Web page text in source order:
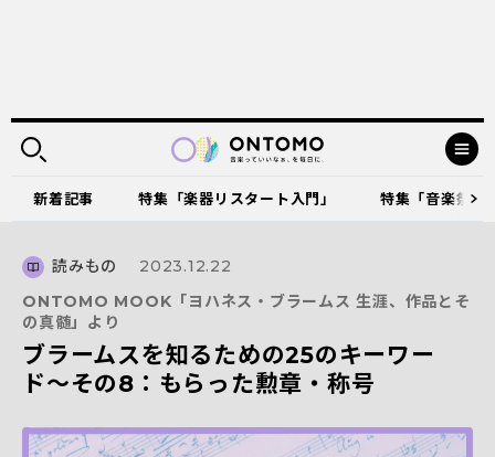
新着記事 特集「楽器リスタート入門」 特集「音楽祭
読みもの
2023.12.22
ONTOMO MOOK「ヨハネス・ブラームス 生涯、作品とそ
の真髄」より
ブラームスを知るための25のキーワー
ド〜その8：もらった勲章・称号